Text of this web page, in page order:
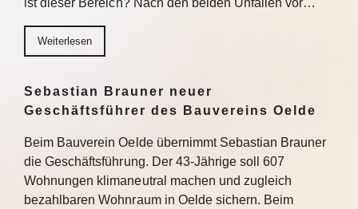
ist dieser Bereich? Nach den beiden Unfällen vor…
Weiterlesen
Sebastian Brauner neuer
Geschäftsführer des Bauvereins Oelde
Beim Bauverein Oelde übernimmt Sebastian Brauner
die Geschäftsführung. Der 43-Jährige soll 607
Wohnungen klimaneutral machen und zugleich
bezahlbaren Wohnraum in Oelde sichern. Beim